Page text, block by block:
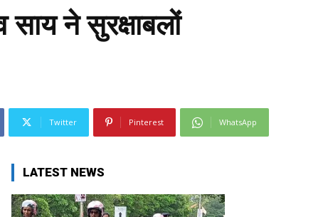
ने सुरक्षाबलों
Twitter Pinterest WhatsApp
LATEST NEWS